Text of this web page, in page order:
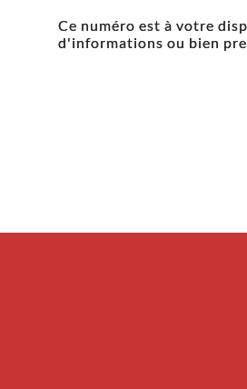
Ce numéro est à votre
d'informations ou bien